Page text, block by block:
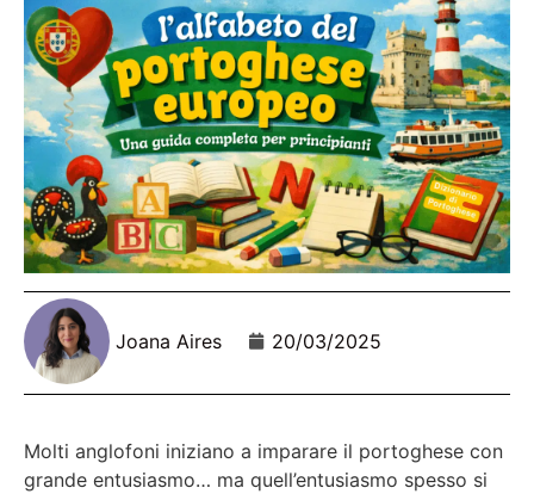
Joana Aires 20/03/2025
Molti anglofoni iniziano a imparare il portoghese con
grande entusiasmo… ma quell’entusiasmo spesso si